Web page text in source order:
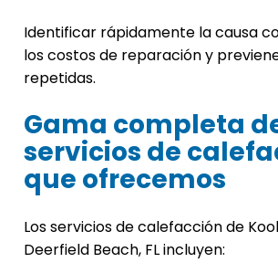
Identificar rápidamente la causa
los costos de reparación y
repetidas.
Gama completa
servicios de
que ofrecemos
Los servicios de calefacción de
Deerfield Beach, FL incluyen: